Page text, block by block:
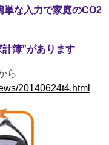
単な入力で家庭のCO2
簿”があります
ら
20140624t4.html